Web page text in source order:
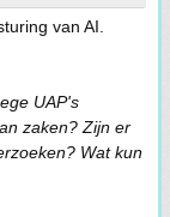
van AI.
UAP's
zaken? Zijn er
Wat kun